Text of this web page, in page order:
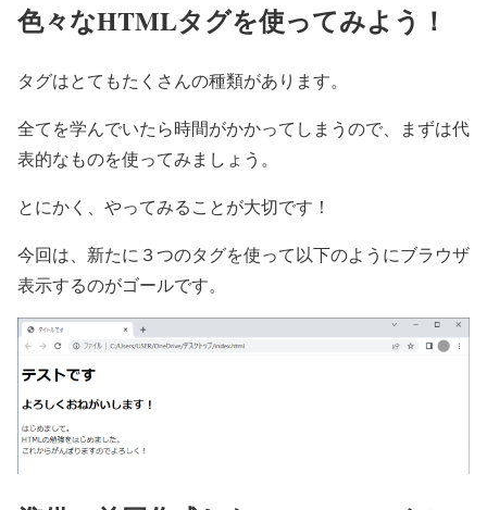
色々なHTMLタグを使ってみよう！
タグはとてもたくさんの種類があります。
全てを学んでいたら時間がかかってしまうので、まずは代
表的なものを使ってみましょう。
とにかく、やってみることが大切です！
今回は、新たに３つのタグを使って以下のようにブラウザ
表示するのがゴールです。